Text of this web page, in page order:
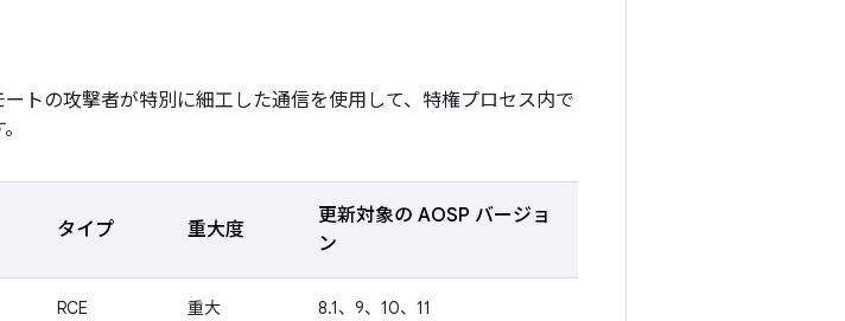
トの攻撃者が特別に細工した通信を使用して、特権プロセス内で
タイプ 重大度
更新対象の AOSP バージョ
ン
RCE 重大 8.1、9、10、11